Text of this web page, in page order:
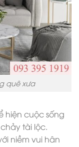
quê xưa
hiện cuộc sống
tài lộc.
niềm vui hân